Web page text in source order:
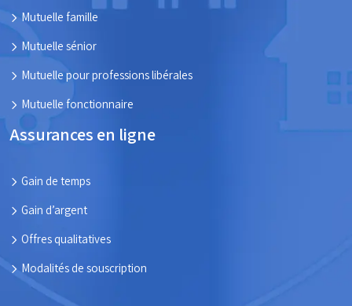
Mutuelle famille
Mutuelle sénior
Mutuelle pour professions libérales
Mutuelle fonctionnaire
Assurances en ligne
Gain de temps
Gain d’argent
Offres qualitatives
Modalités de souscription